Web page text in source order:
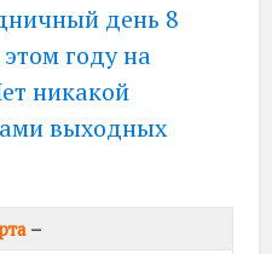
день 8
году на
никакой
выходных
–